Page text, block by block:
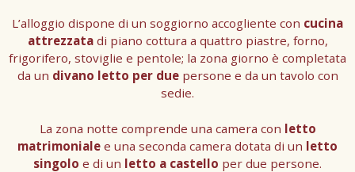
L’alloggio dispone di un soggiorno accogliente con cucina
attrezzatadi piano cottura a quattro piastre, forno,
frigorifero, stoviglie e pentole; la zona giorno è completata
da un divano letto per duepersone e da un tavolo con
sedie.
La zona notte comprende una camera con letto
matrimoniale e una seconda camera dotata di un letto
singolo e di un letto a castello per due persone.